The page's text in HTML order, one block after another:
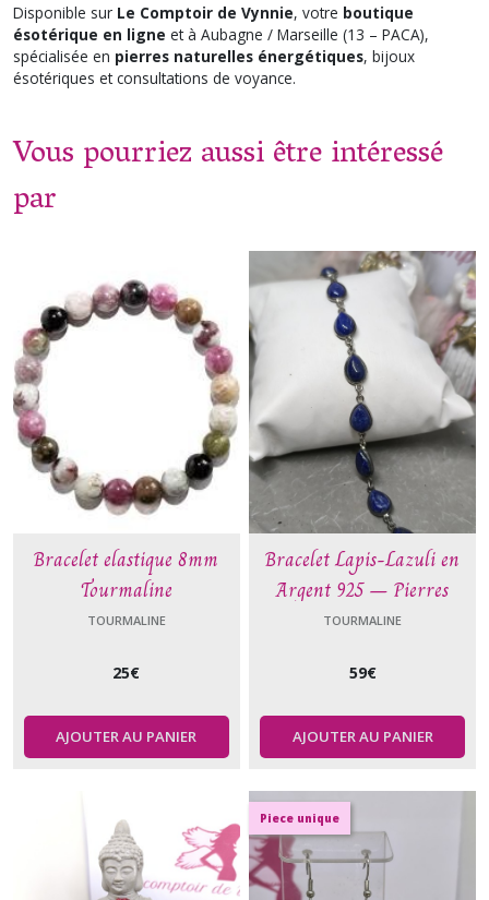
Disponible sur Le Comptoir de Vynnie, votre boutique
ésotérique en ligne et à Aubagne / Marseille (13 – PACA),
spécialisée en pierres naturelles énergétiques, bijoux
ésotériques et consultations de voyance.
Vous pourriez aussi être intéressé
par
Bracelet elastique 8mm
Tourmaline
TOURMALINE
25€
AJOUTER AU PANIER
Bracelet Lapis-Lazuli en
Argent 925 – Pierres
naturelles en forme de
Vynnie
TOURMALINE
59€
AJOUTER AU PANIER
Piece unique